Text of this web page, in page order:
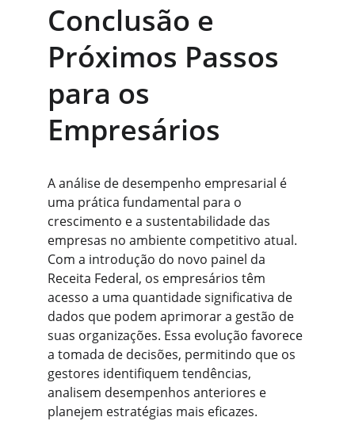
Conclusão e
Próximos Passos
para os
Empresários
A análise de desempenho empresarial é
uma prática fundamental para o
crescimento e a sustentabilidade das
empresas no ambiente competitivo atual.
Com a introdução do novo painel da
Receita Federal, os empresários têm
acesso a uma quantidade significativa de
dados que podem aprimorar a gestão de
suas organizações. Essa evolução favorece
a tomada de decisões, permitindo que os
gestores identifiquem tendências,
analisem desempenhos anteriores e
planejem estratégias mais eficazes.